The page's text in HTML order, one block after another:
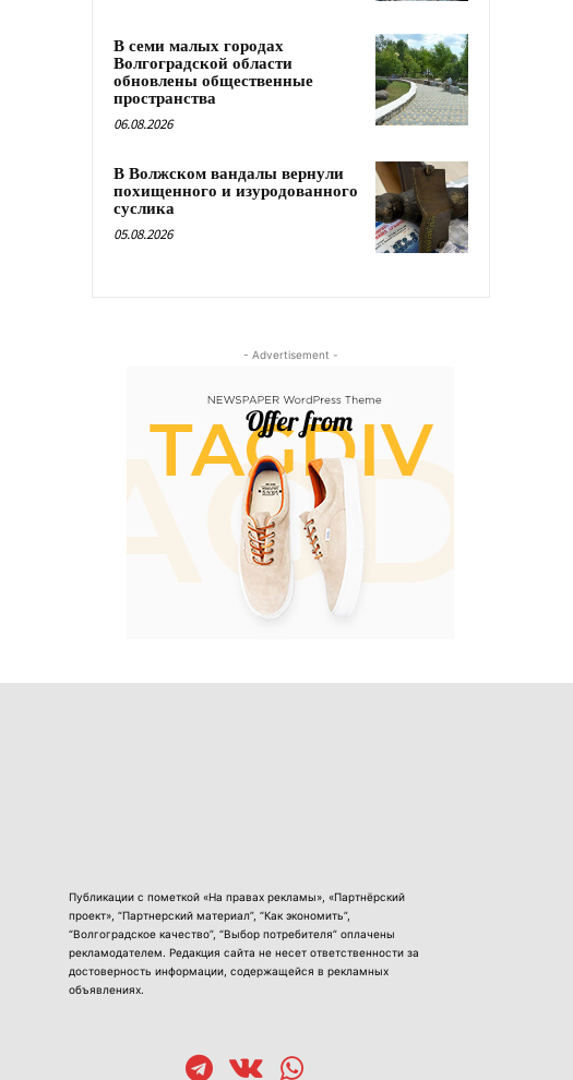
В семи малых городах
Волгоградской области
обновлены общественные
пространства
06.08.2026
В Волжском вандалы вернули
похищенного и изуродованного
суслика
05.08.2026
- Advertisement -
Публикации с пометкой «На правах рекламы», «Партнёрский
проект», “Партнерский материал”, “Как экономить”,
“Волгоградское качество”, “Выбор потребителя” оплачены
рекламодателем. Редакция сайта не несет ответственности за
достоверность информации, содержащейся в рекламных
объявлениях.